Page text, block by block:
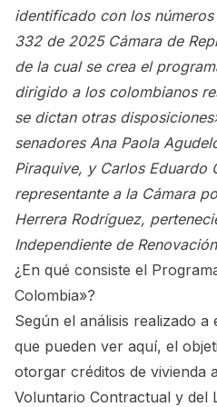
identificado con los
332 de 2025 Cámara de
de la cual se crea el
dirigido a los colombianos
se dictan otras
senadores Ana Paola
Piraquive, y Carlos Eduardo
representante a la Cámara
Herrera Rodríguez,
Independiente de
¿En qué consiste el
Colombia»?
Según el análisis realizado
que pueden ver aquí, el
otorgar créditos de vivienda
Voluntario Contractual y del